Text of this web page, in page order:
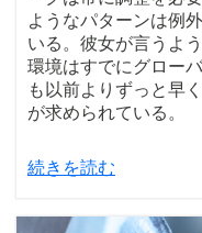
ようなパターンは例
いる。彼女が言うよ
環境はすでにグロー
も以前よりずっと早
が求められている。
続きを読む